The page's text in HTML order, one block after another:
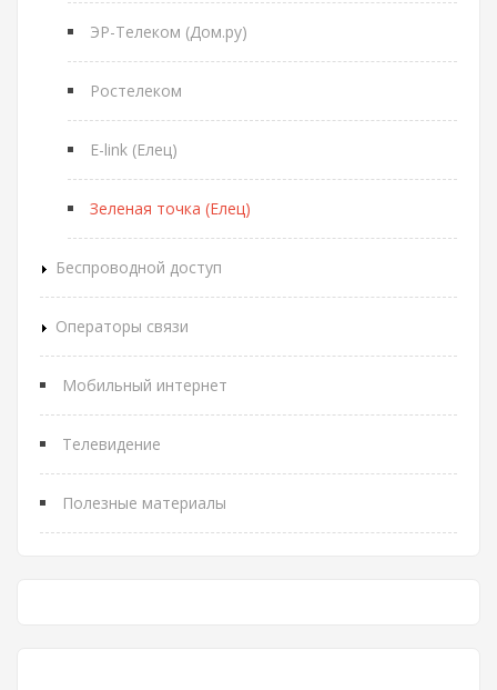
ЭР-Телеком (Дом.ру)
Ростелеком
E-link (Елец)
Зеленая точка (Елец)
Беспроводной доступ
Операторы связи
Мобильный интернет
Телевидение
Полезные материалы